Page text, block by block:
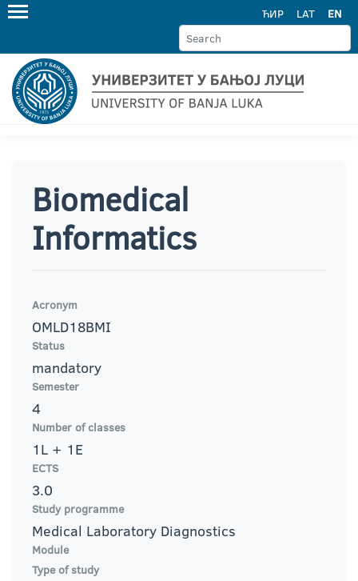
ЋИР LAT EN
Biomedical
Informatics
Acronym
OMLD18BMI
Status
mandatory
Semester
4
Number of classes
1L + 1E
ECTS
3.0
Study programme
Medical Laboratory Diagnostics
Module
Type of study